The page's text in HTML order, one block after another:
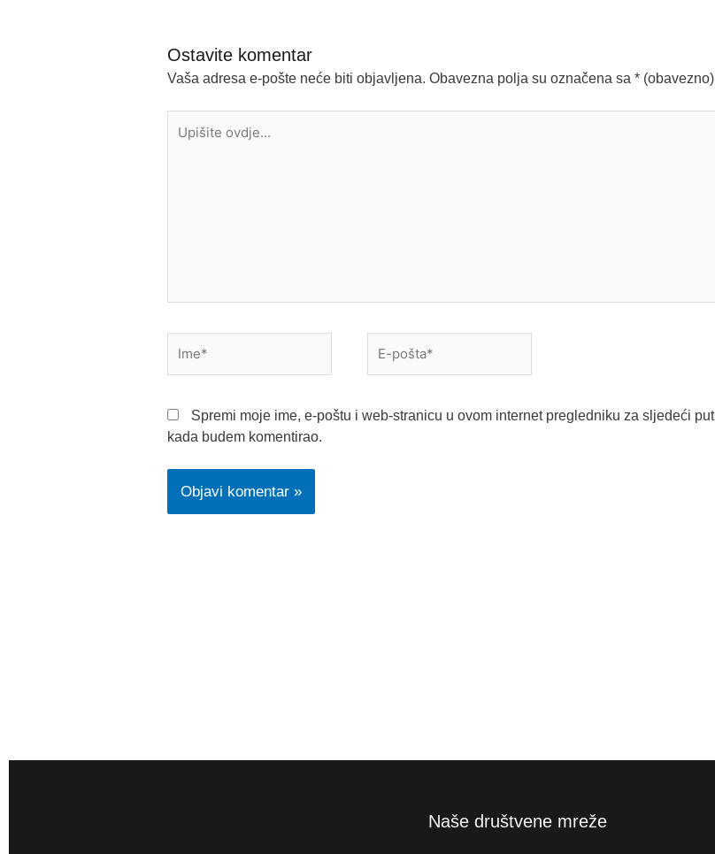
Ostavite komentar
Vaša adresa e-pošte neće biti objavljena. Obavezna polja su označena sa * (obavezno)
ovdje...
pošta*
Spremi moje ime, e-poštu i web-stranicu u ovom internet pregledniku za sljedeći put
kada budem komentirao.
Naše društvene mreže